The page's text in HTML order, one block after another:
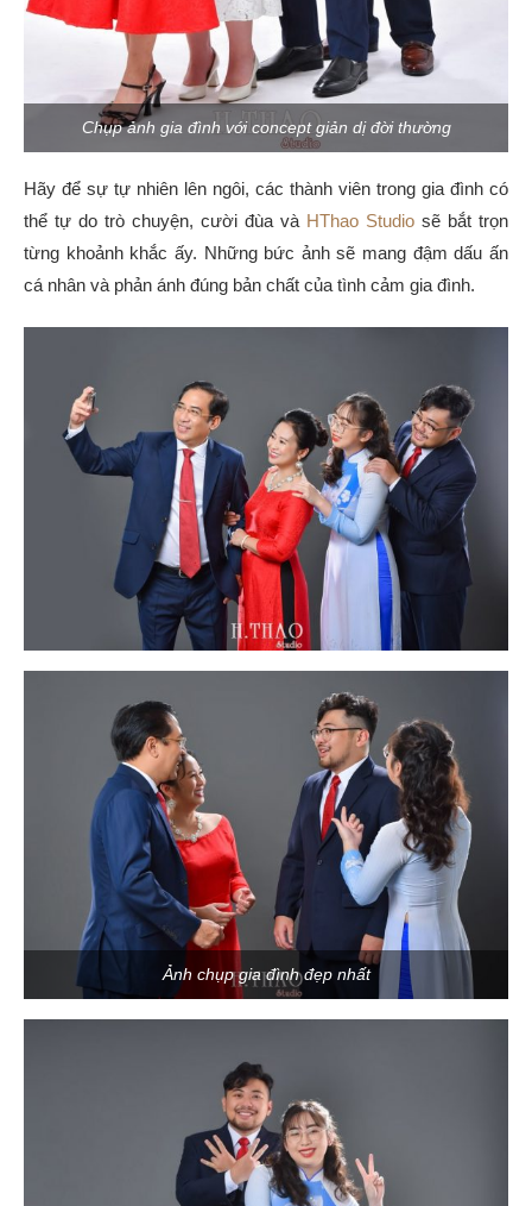
Chụp ảnh gia đình với concept giản dị đời thường
Hãy để sự tự nhiên lên ngôi, các thành viên trong gia đình có
thể tự do trò chuyện, cười đùa và HThao Studio sẽ bắt trọn
từng khoảnh khắc ấy. Những bức ảnh sẽ mang đậm dấu ấn
cá nhân và phản ánh đúng bản chất của tình cảm gia đình.
Ảnh chụp gia đình đẹp nhất